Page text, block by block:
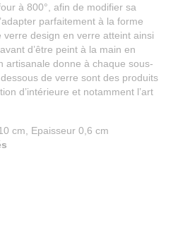
à 800°, afin de modifier sa
parfaitement à la forme
verre design en verre atteint ainsi
d’être peint à la main en
artisanale donne à chaque sous-
de verre sont des produits
d’intérieure et notamment l’art
cm, Epaisseur 0,6 cm